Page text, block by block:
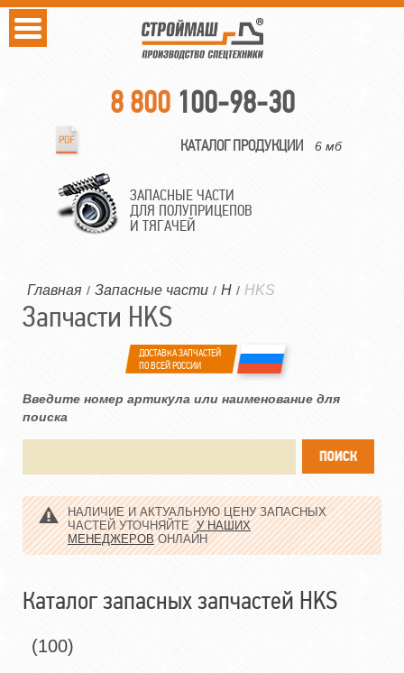
8 800 100-98-30
КАТАЛОГ ПРОДУКЦИИ 6 мб
ЗАПАСНЫЕ ЧАСТИ
ДЛЯ ПОЛУПРИЦЕПОВ
И ТЯГАЧЕЙ
Главная / Запасные части / H / HKS
Запчасти HKS
ДОСТАВКА ЗАПЧАСТЕЙ
ПО ВСЕЙ РОССИИ
Введите номер артикула или наименование для
поиска
НАЛИЧИЕ И АКТУАЛЬНУЮ ЦЕНУ ЗАПАСНЫХ
ЧАСТЕЙ УТОЧНЯЙТЕУ НАШИХ
МЕНЕДЖЕРОВОНЛАЙН
Каталог запасных запчастей HKS
(100)